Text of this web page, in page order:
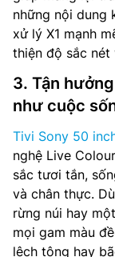
những nội dung
xử lý X1 mạnh
thiện độ sắc nét
3. Tận
như cuộc
Tivi Sony 50
nghệ Live
sắc tươi tắn,
và chân thực.
rừng núi hay
mọi gam màu
lệch tông hay